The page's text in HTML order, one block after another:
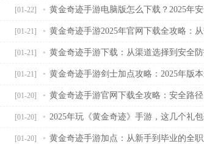
[01-22] 黄金奇迹手游电脑版怎么下载？2025年
[01-21] 黄金奇迹手游2025年官网下载全攻略：
[01-21] 黄金奇迹手游下载：从渠道选择到安全
[01-21] 黄金奇迹手游剑士加点攻略：2025年版
[01-20] 黄金奇迹手游官网下载全攻略：安全路
[01-20] 2025年玩《黄金奇迹》手游，这几个礼
[01-20] 黄金奇迹手游加点：从新手到毕业的全